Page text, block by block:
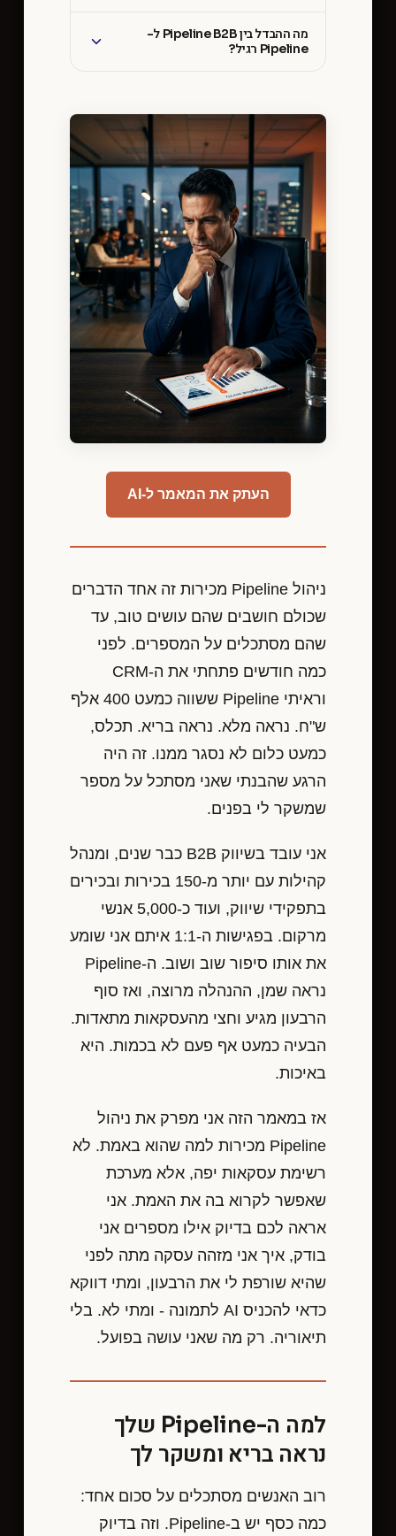
מה ההבדל בין Pipeline B2B ל-
Pipeline רגיל?
העתק את המאמר ל-AI
ניהול Pipeline מכירות זה אחד הדברים
שכולם חושבים שהם עושים טוב, עד
שהם מסתכלים על המספרים. לפני
כמה חודשים פתחתי את ה-CRM
וראיתי Pipeline ששווה כמעט 400 אלף
ש"ח. נראה מלא. נראה בריא. תכלס,
כמעט כלום לא נסגר ממנו. זה היה
הרגע שהבנתי שאני מסתכל על מספר
שמשקר לי בפנים.
אני עובד בשיווק B2B כבר שנים, ומנהל
קהילות עם יותר מ-150 בכירות ובכירים
בתפקידי שיווק, ועוד כ-5,000 אנשי
מרקום. בפגישות ה-1:1 איתם אני שומע
את אותו סיפור שוב ושוב. ה-Pipeline
נראה שמן, ההנהלה מרוצה, ואז סוף
הרבעון מגיע וחצי מהעסקאות מתאדות.
הבעיה כמעט אף פעם לא בכמות. היא
באיכות.
אז במאמר הזה אני מפרק את ניהול
Pipeline מכירות למה שהוא באמת. לא
רשימת עסקאות יפה, אלא מערכת
שאפשר לקרוא בה את האמת. אני
אראה לכם בדיוק אילו מספרים אני
בודק, איך אני מזהה עסקה מתה לפני
שהיא שורפת לי את הרבעון, ומתי דווקא
כדאי להכניס AI לתמונה - ומתי לא. בלי
תיאוריה. רק מה שאני עושה בפועל.
למה ה-Pipeline שלך
נראה בריא ומשקר לך
רוב האנשים מסתכלים על סכום אחד:
כמה כסף יש ב-Pipeline. וזה בדיוק